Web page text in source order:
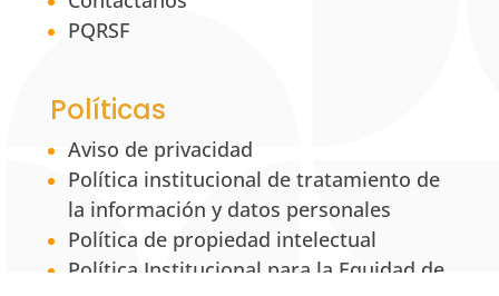
PQRSF
Políticas
Aviso de privacidad
Política institucional de tratamiento de
la información y datos personales
Política de propiedad intelectual
Política Institucional para la Equidad de